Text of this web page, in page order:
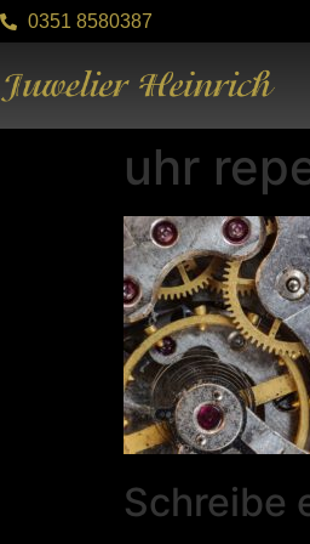
0351 8580387
uhr
Schreibe